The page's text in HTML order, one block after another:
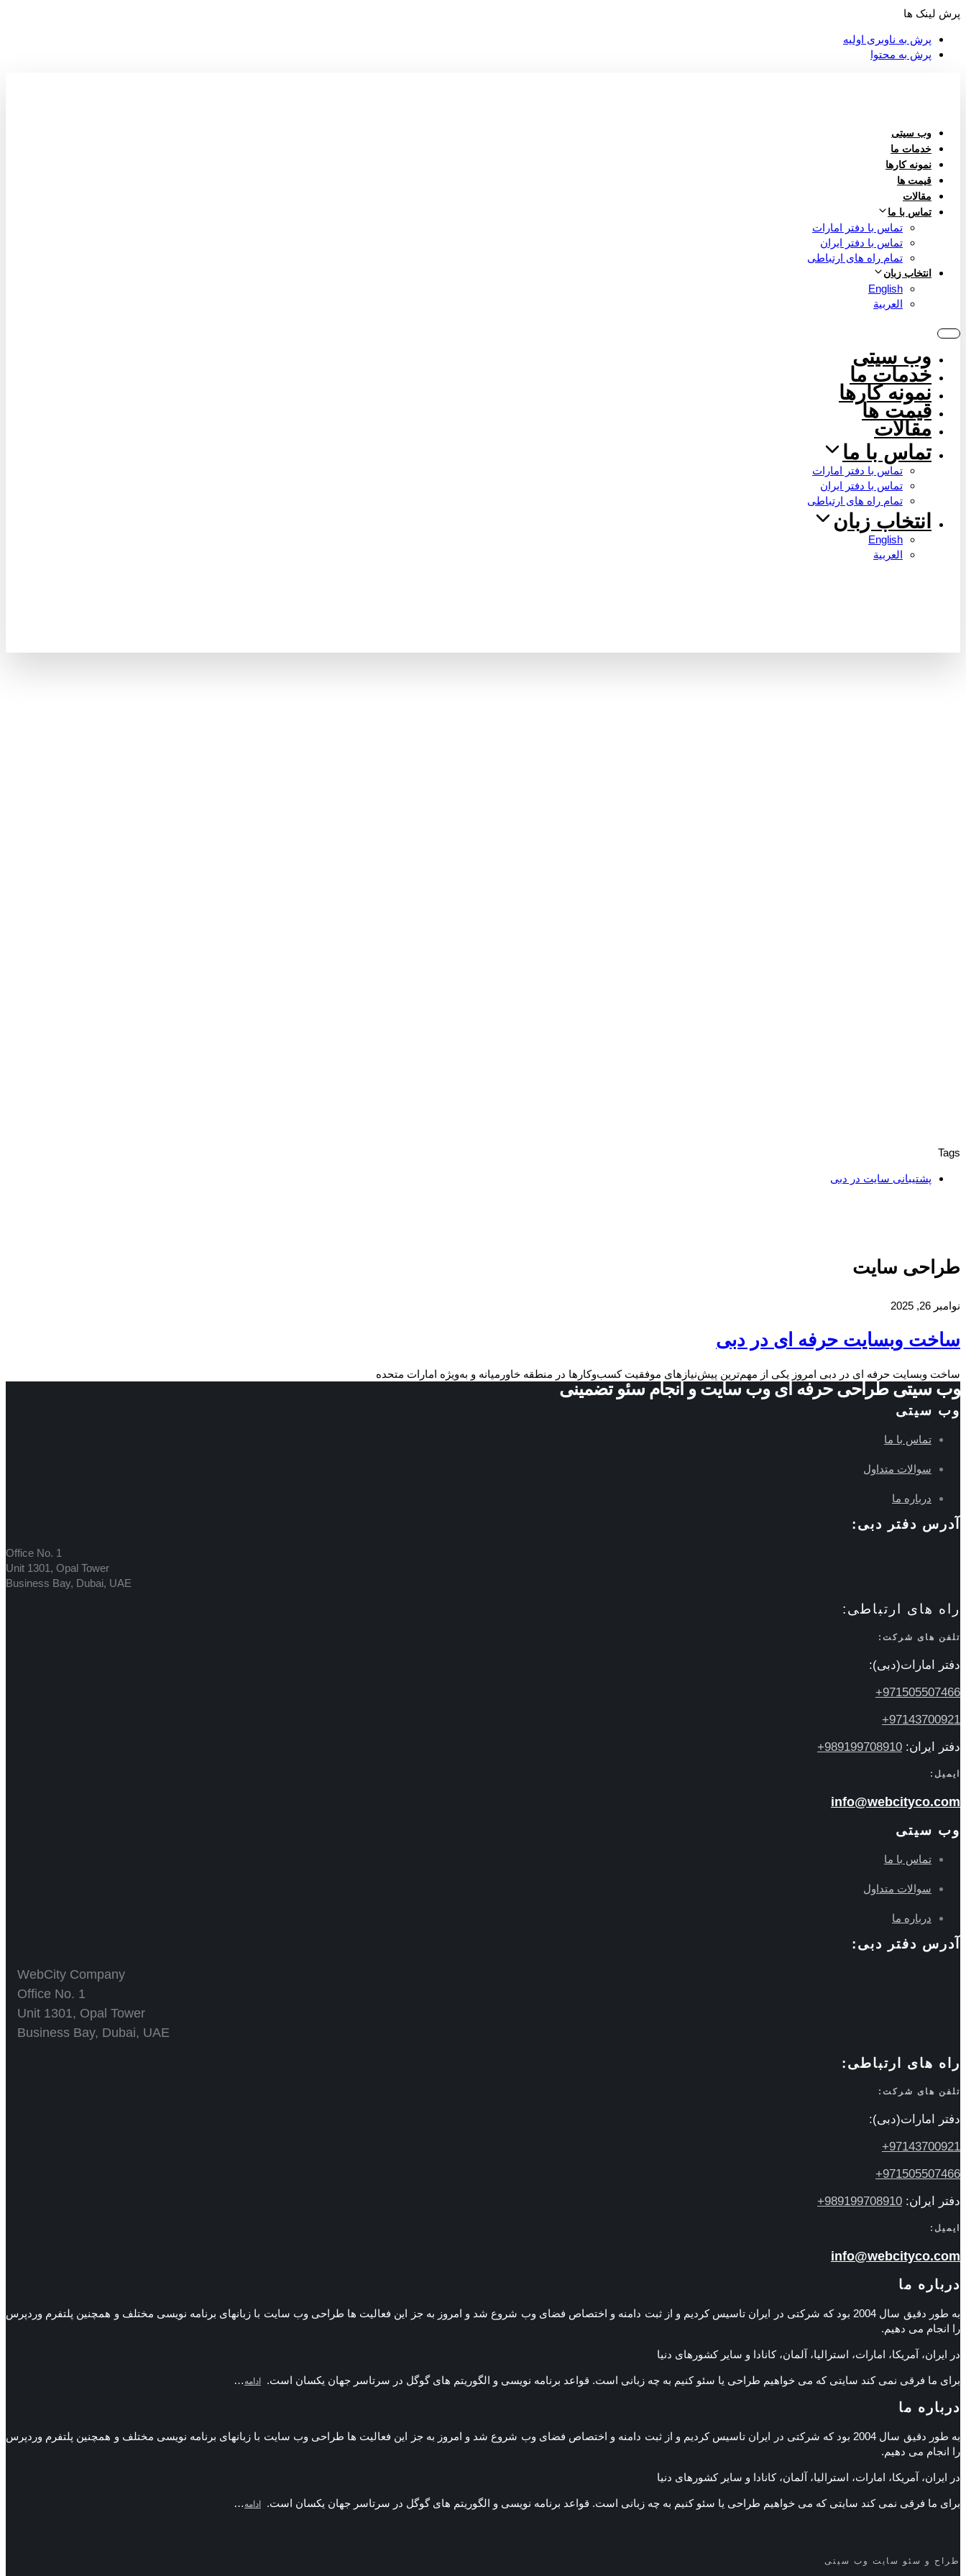
پرش لینک ها
پرش به ناوبری اولیه
پرش به محتوا
وب سیتی
خدمات ما
نمونه کارها
قیمت ها
مقالات
تماس با ما
تماس با دفتر امارات
تماس با دفتر ایران
تمام راه های ارتباطی
انتخاب زبان
English
العربية
وب سیتی
خدمات ما
نمونه کارها
قیمت ها
مقالات
تماس با ما
تماس با دفتر امارات
تماس با دفتر ایران
تمام راه های ارتباطی
انتخاب زبان
English
العربية
Tags
پشتیبانی سایت در دبی
طراحی سایت
نوامبر 26, 2025
ساخت وبسایت حرفه ای در دبی
ساخت وبسایت حرفه ای در دبی امروز یکی از مهم‌ترین پیش‌نیازهای موفقیت کسب‌وکارها در منطقه خاورمیانه و به‌ویژه امارات متحده
وب سیتی طراحی حرفه ای وب سایت و انجام سئو تضمینی
وب سیتی
تماس با ما
سوالات متداول
درباره ما
آدرس دفتر دبی:
Office No. 1
Unit 1301, Opal Tower
Business Bay, Dubai, UAE
راه های ارتباطی:
تلفن های شرکت:
دفتر امارات(دبی):
971505507466+
97143700921+
دفتر ایران: 989199708910+
ایمیل:
info@webcityco.com
وب سیتی
تماس با ما
سوالات متداول
درباره ما
آدرس دفتر دبی:
WebCity Company
Office No. 1
Unit 1301, Opal Tower
Business Bay, Dubai, UAE
راه های ارتباطی:
تلفن های شرکت:
دفتر امارات(دبی):
97143700921+
971505507466+
دفتر ایران: 989199708910+
ایمیل:
info@webcityco.com
درباره ما
به طور دقیق سال 2004 بود که شرکتی در ایران تاسیس کردیم و از ثبت دامنه و اختصاص فضای وب شروع شد و امروز به جز این فعالیت ها طراحی وب سایت با زبانهای برنامه نویسی مختلف و همچنین پلتفرم وردپرس
را انجام می دهیم.
در ایران، آمریکا، امارات، استرالیا، آلمان، کانادا و سایر کشورهای دنیا
برای ما فرقی نمی کند سایتی که می خواهیم طراحی یا سئو کنیم به چه زبانی است. قواعد برنامه نویسی و الگوریتم های گوگل در سرتاسر جهان یکسان است. ادامه …
درباره ما
به طور دقیق سال 2004 بود که شرکتی در ایران تاسیس کردیم و از ثبت دامنه و اختصاص فضای وب شروع شد و امروز به جز این فعالیت ها طراحی وب سایت با زبانهای برنامه نویسی مختلف و همچنین پلتفرم وردپرس
را انجام می دهیم.
در ایران، آمریکا، امارات، استرالیا، آلمان، کانادا و سایر کشورهای دنیا
برای ما فرقی نمی کند سایتی که می خواهیم طراحی یا سئو کنیم به چه زبانی است. قواعد برنامه نویسی و الگوریتم های گوگل در سرتاسر جهان یکسان است. ادامه …
طراح و سئو سایت وب سیتی